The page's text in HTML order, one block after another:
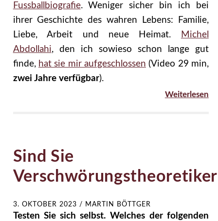
Fussballbiografie. Weniger sicher bin ich bei
ihrer Geschichte des wahren Lebens: Familie,
Liebe, Arbeit und neue Heimat.
Michel
Abdollahi, den ich sowieso schon lange gut
finde, hat sie mir aufgeschlossen (Video 29 min,
zwei Jahre verfügbar).
Weiterlesen
Sind Sie
3. OKTOBER 2023 / MARTIN BÖTTGER
Testen Sie sich selbst. Welches der folgenden